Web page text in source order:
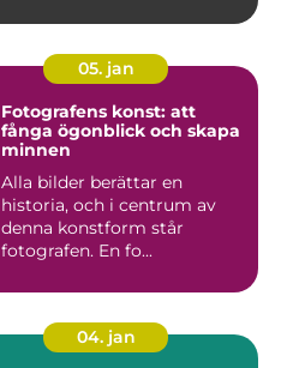
05. jan
Fotografens konst: att
fånga ögonblick och skapa
minnen
Alla bilder berättar en
historia, och i centrum av
denna konstform står
fotografen. En fo...
04. jan